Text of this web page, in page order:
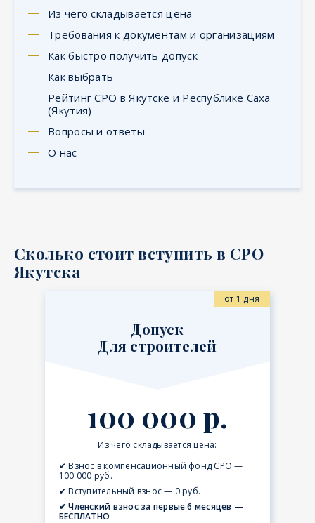
Из чего складывается цена
Требования к документам и организациям
Как быстро получить допуск
Как выбрать
Рейтинг СРО в Якутске и Республике Саха
(Якутия)
Вопросы и ответы
О нас
Сколько стоит вступить в СРО
Якутска
от 1 дня
Допуск
Для строителей
100 000 р.
Из чего складывается цена:
✔ Взнос в компенсационный фонд СРО —
100 000 руб.
✔ Вступительный взнос — 0 руб.
✔ Членский взнос за первые 6 месяцев —
БЕСПЛАТНО